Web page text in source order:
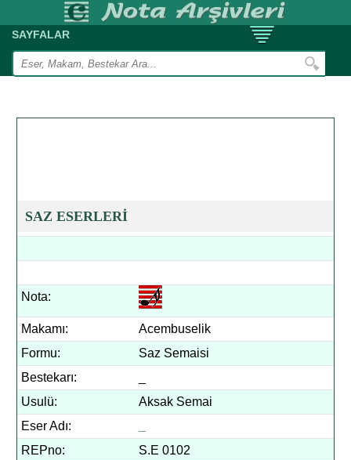
SAYFALAR
SAZ ESERLERİ
Nota:
Makamı:
Acembuselik
Formu:
Saz Semaisi
Bestekarı:
Usulü:
Aksak Semai
Eser Adı:
REPno:
S.E 0102